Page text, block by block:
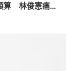
算 林俊憲痛...